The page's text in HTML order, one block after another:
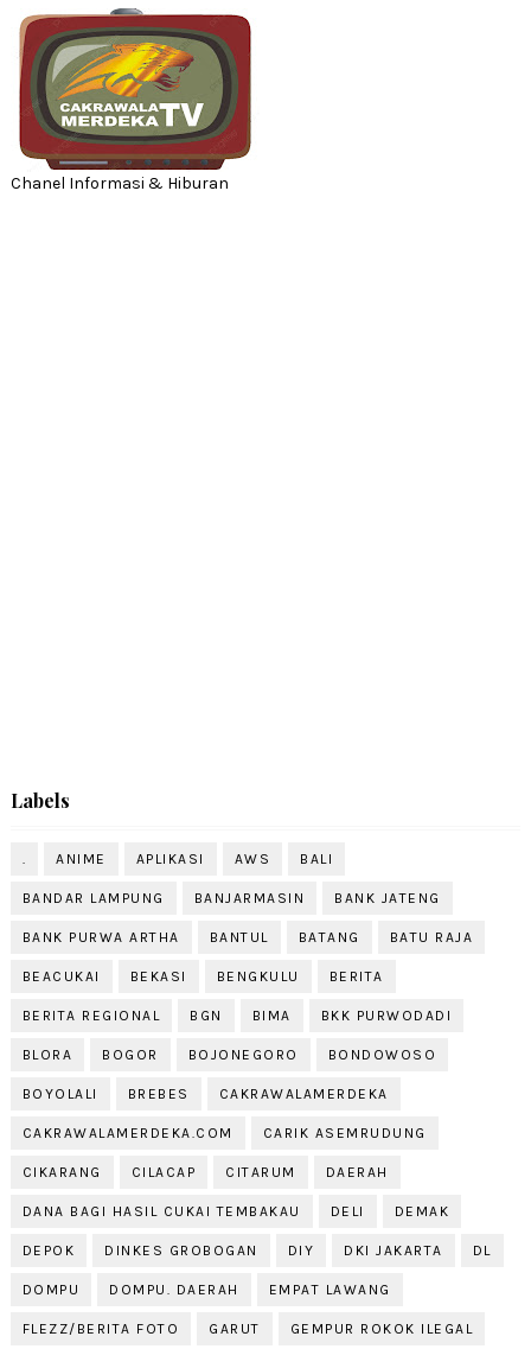
Chanel Informasi & Hiburan
Labels
. ANIME APLIKASI AWS BALI
BANDAR LAMPUNG BANJARMASIN BANK JATENG
BANK PURWA ARTHA BANTUL BATANG BATU RAJA
BEACUKAI BEKASI BENGKULU BERITA
BERITA REGIONAL BGN BIMA BKK PURWODADI
BLORA BOGOR BOJONEGORO BONDOWOSO
BOYOLALI BREBES CAKRAWALAMERDEKA
CAKRAWALAMERDEKA.COM CARIK ASEMRUDUNG
CIKARANG CILACAP CITARUM DAERAH
DANA BAGI HASIL CUKAI TEMBAKAU DELI DEMAK
DEPOK DINKES GROBOGAN DIY DKI JAKARTA DL
DOMPU DOMPU. DAERAH EMPAT LAWANG
FLEZZ/BERITA FOTO GARUT GEMPUR ROKOK ILEGAL